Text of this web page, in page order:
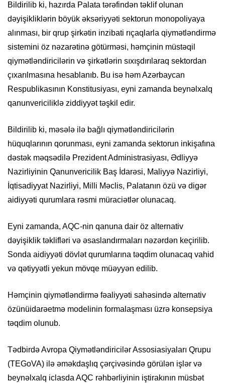
Bildirilib ki, hazırda Palata tərəfindən təklif olunan
dəyişikliklərin böyük əksəriyyəti sektorun monopoliyaya
alınması, bir qrup şirkətin inzibati rıçaqlarla qiymətləndirmə
sistemini öz nəzarətinə götürməsi, həmçinin müstəqil
qiymətləndiricilərin və şirkətlərin sıxışdırılaraq sektordan
çıxarılmasına hesablanıb. Bu isə həm Azərbaycan
Respublikasının Konstitusiyası, eyni zamanda beynəlxalq
qanunvericiliklə ziddiyyət təşkil edir.
Bildirilib ki, məsələ ilə bağlı qiymətləndiricilərin
hüquqlarının qorunması, eyni zamanda sektorun inkişafına
dəstək məqsədilə Prezident Administrasiyası, Ədliyyə
Nazirliyinin Qanunvericilik Baş İdarəsi, Maliyyə Nazirliyi,
İqtisadiyyat Nazirliyi, Milli Məclis, Palatanın özü və digər
aidiyyəti qurumlara rəsmi müraciətlər olunacaq.
Eyni zamanda, AQC-nin qanuna dair öz alternativ
dəyişiklik təklifləri və əsaslandırmaları nəzərdən keçirilib.
Sonda aidiyyəti dövlət qurumlarına təqdim olunacaq vahid
və qətiyyətli yekun mövqe müəyyən edilib.
Həmçinin qiymətləndirmə fəaliyyəti sahəsində alternativ
özünüidarəetmə modelinin formalaşması üzrə konsepsiya
təqdim olunub.
Tədbirdə Avropa Qiymətləndiricilər Assosiasiyaları Qrupu
(TEGoVA) ilə əməkdaşlıq çərçivəsində görülən işlər və
beynəlxalq iclasda AQC rəhbərliyinin iştirakının müsbət